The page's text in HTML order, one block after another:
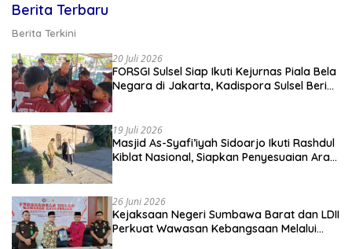
Berita Terbaru
Berita Terkini
20 Juli 2026
FORSGI Sulsel Siap Ikuti Kejurnas Piala Bela
Negara di Jakarta, Kadispora Sulsel Beri
19 Juli 2026
Masjid As-Syafi’iyah Sidoarjo Ikuti Rashdul
Kiblat Nasional, Siapkan Penyesuaian Arah
26 Juni 2026
Kejaksaan Negeri Sumbawa Barat dan LDII
Perkuat Wawasan Kebangsaan Melalui